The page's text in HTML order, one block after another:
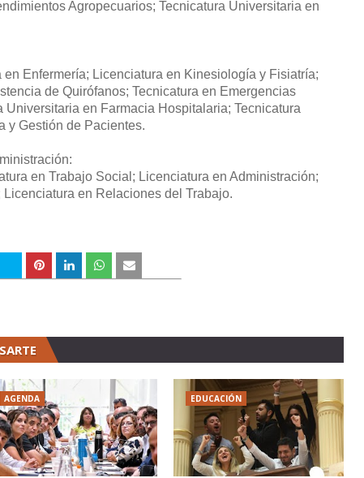
Agropecuarios; Tecnicatura Universitaria en
Enfermería; Licenciatura en Kinesiología y Fisiatría;
de Quirófanos; Tecnicatura en Emergencias
Universitaria en Farmacia Hospitalaria; Tecnicatura
y Gestión de Pacientes.
en Trabajo Social; Licenciatura en Administración;
en Relaciones del Trabajo.
AGENDA EDUCACIÓN